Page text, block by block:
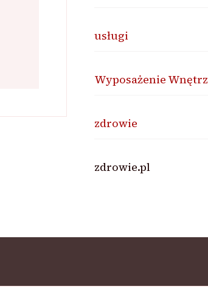
usługi
Wyposażenie Wnętrz
zdrowie
zdrowie.pl